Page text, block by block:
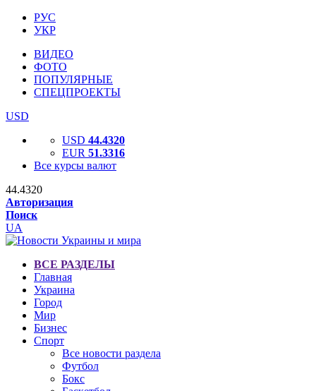
РУС
УКР
ВИДЕО
ФОТО
ПОПУЛЯРНЫЕ
СПЕЦПРОЕКТЫ
USD
USD 44.4320
EUR 51.3316
Все курсы валют
44.4320
Авторизация
Поиск
UA
ВСЕ РАЗДЕЛЫ
Главная
Украина
Город
Мир
Бизнес
Спорт
Все новости раздела
Футбол
Бокс